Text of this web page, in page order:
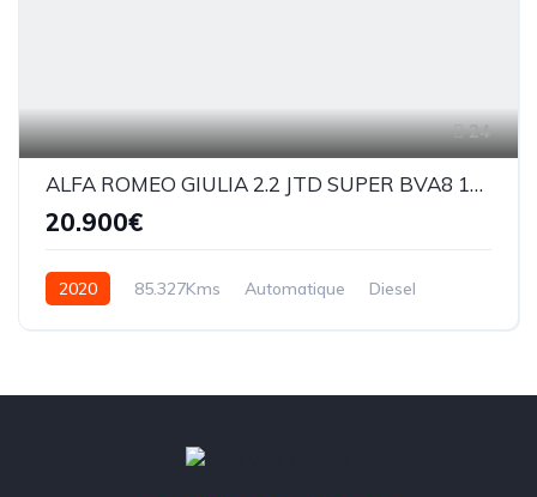
24
ALFA ROMEO GIULIA 2.2 JTD SUPER BVA8 160cv
20.900€
2020 85.327Kms Automatique
Diesel